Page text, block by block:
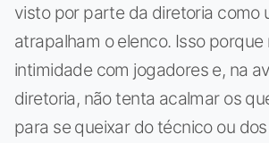
visto por parte da diretoria como
atrapalham o elenco. Isso porque
intimidade com jogadores e, na
diretoria, não tenta acalmar os
para se queixar do técnico ou